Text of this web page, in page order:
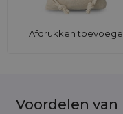
Afdrukken
Voordelen